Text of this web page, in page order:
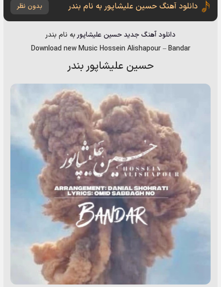
دانلود آهنگ حسین علیشاپور به نام بندر بدون نظر
دانلود آهنگ جدیدحسین علیشاپور به نام بندر
Download new Music Hossein Alishapour–Bandar
حسین علیشاپور بندر